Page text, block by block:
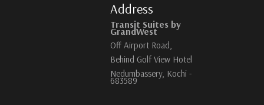
Address
Transit Suites by
GrandWest
Off Airport Road,
Behind Golf View Hotel
Nedumbassery, Kochi -
683589